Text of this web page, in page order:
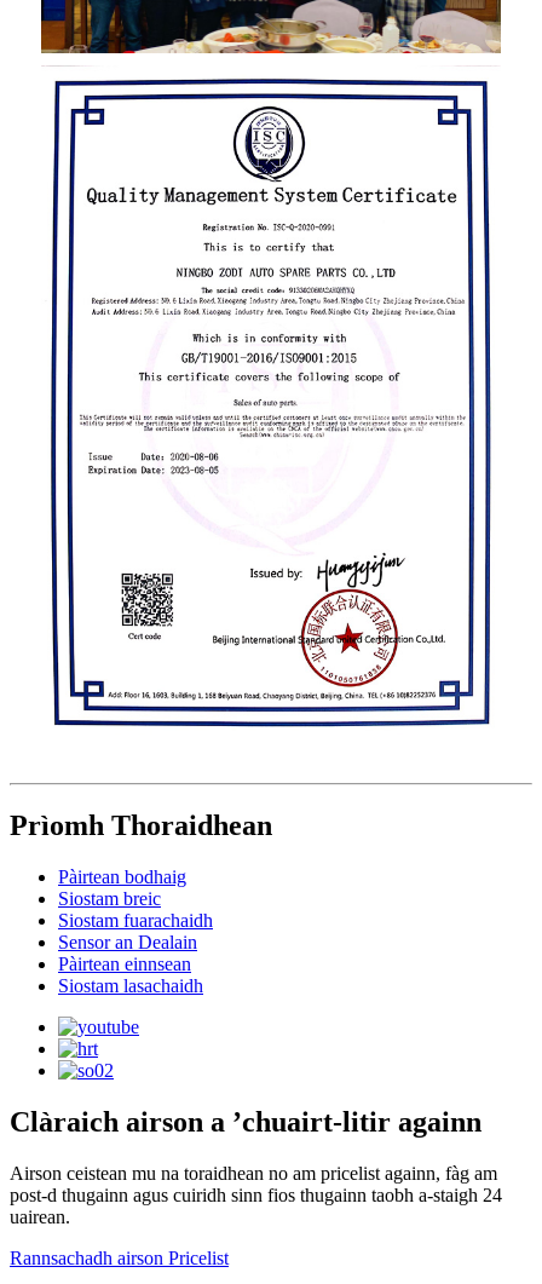
Prìomh Thoraidhean
Pàirtean bodhaig
Siostam breic
Siostam fuarachaidh
Sensor an Dealain
Pàirtean einnsean
Siostam lasachaidh
Clàraich airson a ’chuairt-litir againn
Airson ceistean mu na toraidhean no am pricelist againn, fàg am
post-d thugainn agus cuiridh sinn fios thugainn taobh a-staigh 24
uairean.
Rannsachadh airson Pricelist